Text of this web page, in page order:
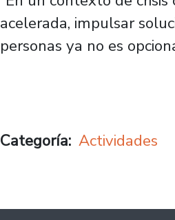
acelerada, impulsar
personas ya no es
Categoría Actividades